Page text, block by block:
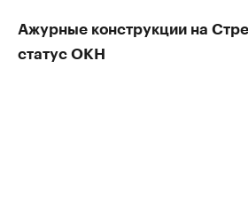
Ажурные конструкции на
статус ОКН